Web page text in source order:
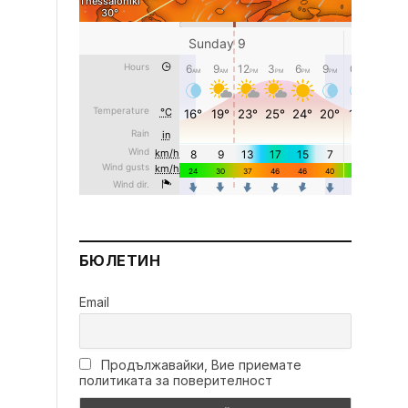
БЮЛЕТИН
Email
Продължавайки, Вие приемате
политиката за поверителност